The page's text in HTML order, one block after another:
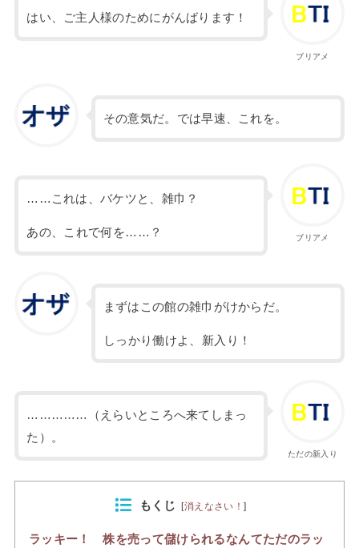
ブリアメ
はい、ご主人様のためにがんばります！
その意気だ。では早速、これを。
ブリアメ
……これは、バケツと、雑巾？
あの、これで何を……？
まずはこの館の雑巾がけからだ。
しっかり働けよ、新入り！
ただの新入り
……………（えらいところへ来てしまっ
た）。
もくじ [消えなさい！]
ラッキー！ 株を売って儲けられるなんてただのラッ